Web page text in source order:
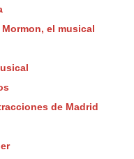
el musical
de Madrid